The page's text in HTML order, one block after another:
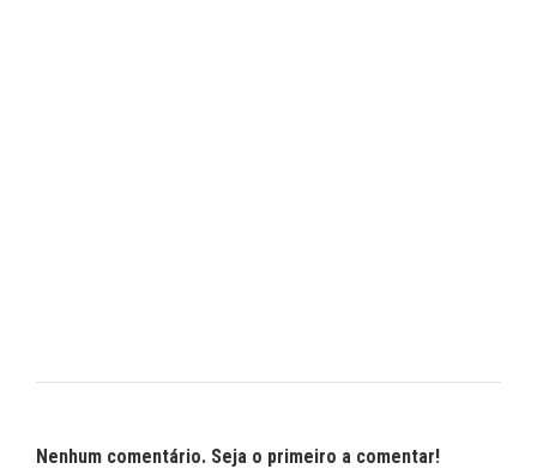
Nenhum comentário. Seja o primeiro a comentar!